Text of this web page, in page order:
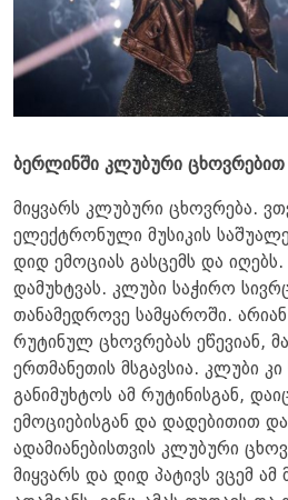
ბერლინში კლუბური
მიყვარს კლუბური ცხოვრება.
ელექტრონული მუსიკის
დიდ ემოციას გასცემს და იღებს.
დამუხტვას. კლუბი საჭირო
თანამედროვე სამყაროში. არიან
რუტინულ ცხოვრებას ეწევიან,
ერთმანეთის მსგავსია. კლუბი
განიმუხტოს ამ რუტინისგან,
ემოციებისგან და დადებითით
ადამიანებისთვის კლუბური
მიყვარს და დიდ პატივს ვცემ